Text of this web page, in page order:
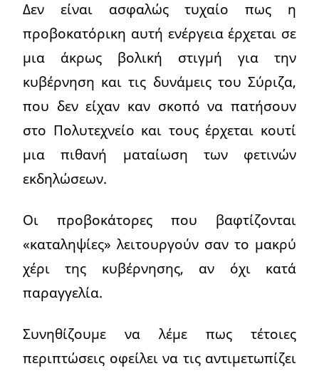
Δεν είναι ασφαλώς τυχαίο πως η
προβοκατόρικη αυτή ενέργεια έρχεται σε
μια άκρως βολική στιγμή για την
κυβέρνηση και τις δυνάμεις του Σύριζα,
που δεν είχαν καν σκοπό να πατήσουν
στο Πολυτεχνείο και τους έρχεται κουτί
μια πιθανή ματαίωση των φετινών
εκδηλώσεων.
Οι προβοκάτορες που βαφτίζονται
«καταληψίες» λειτουργούν σαν το μακρύ
χέρι της κυβέρνησης, αν όχι κατά
παραγγελία.
Συνηθίζουμε να λέμε πως τέτοιες
περιπτώσεις οφείλει να τις αντιμετωπίζει